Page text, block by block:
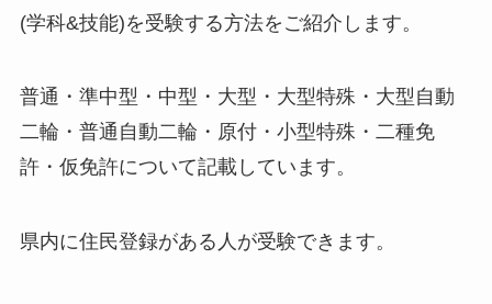
(学科&技能)を受験する方法をご紹介します。
普通・準中型・中型・大型・大型特殊・大型自動
二輪・普通自動二輪・原付・小型特殊・二種免
許・仮免許について記載しています。
県内に住民登録がある人が受験できます。